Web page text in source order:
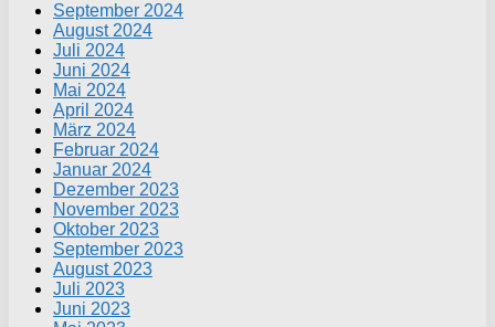
September 2024
August 2024
Juli 2024
Juni 2024
Mai 2024
April 2024
März 2024
Februar 2024
Januar 2024
Dezember 2023
November 2023
Oktober 2023
September 2023
August 2023
Juli 2023
Juni 2023